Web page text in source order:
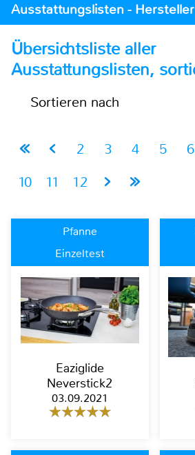
Ausstattungslisten -
Übersichtsliste aller
Ausstattungslisten,
Sortieren nach
2 3 4 5 6
10
11 12
Pfanne
Einzeltest
Eaziglide
Neverstick2
03.09.2021